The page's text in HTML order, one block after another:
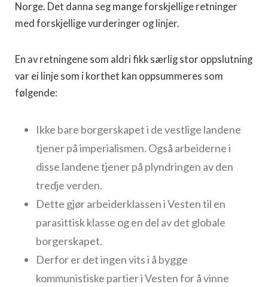
Norge. Det danna seg mange forskjellige retninger
med forskjellige vurderinger og linjer.
En av retningene som aldri fikk særlig stor oppslutning
var ei linje som i korthet kan oppsummeres som
følgende:
Ikke bare borgerskapet i de vestlige landene
tjener på imperialismen. Også arbeiderne i
disse landene tjener på plyndringen av den
tredje verden.
Dette gjør arbeiderklassen i Vesten til en
parasittisk klasse og en del av det globale
borgerskapet.
Derfor er det ingen vits i å bygge
kommunistiske partier i Vesten for å vinne